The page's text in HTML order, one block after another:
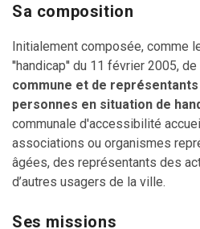
Sa composition
Initialement composée, comme
''handicap'' du 11 février 2005, de
commune et de
personnes en situation de
communale d'accessibilité
associations ou organismes
âgées, des représentants des
d’autres usagers de la ville.
Ses missions